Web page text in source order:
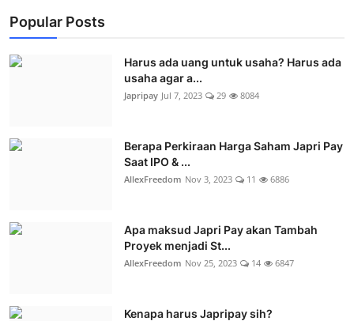
Popular Posts
Harus ada uang untuk usaha? Harus ada
usaha agar a...
Japripay Jul 7, 2023 29 8084
Berapa Perkiraan Harga Saham Japri Pay
Saat IPO & ...
AllexFreedom Nov 3, 2023 11 6886
Apa maksud Japri Pay akan Tambah
Proyek menjadi St...
AllexFreedom Nov 25, 2023 14 6847
Kenapa harus Japripay sih?